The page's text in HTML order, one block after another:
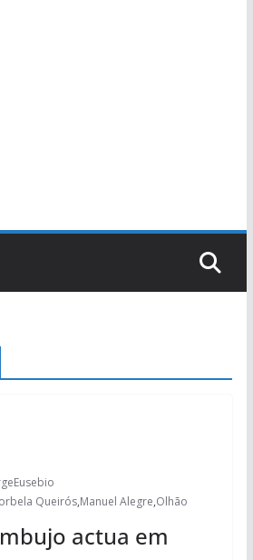
Queirós,Manuel Alegre,Olhão
actua em